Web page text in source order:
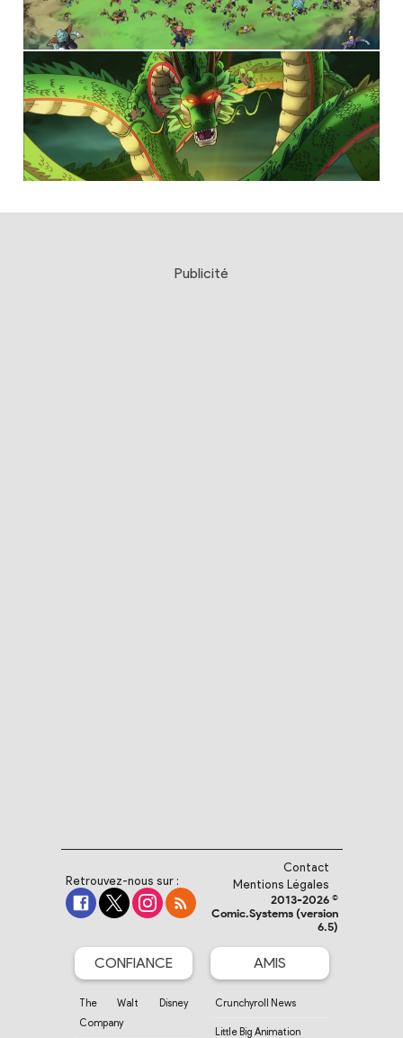
Publicité
Retrouvez-nous sur :
Contact
Mentions Légales
2013-2026 ©
Comic.Systems (version
6.5)
CONFIANCE
The Walt Disney
Company
AMIS
Crunchyroll News
Little Big Animation